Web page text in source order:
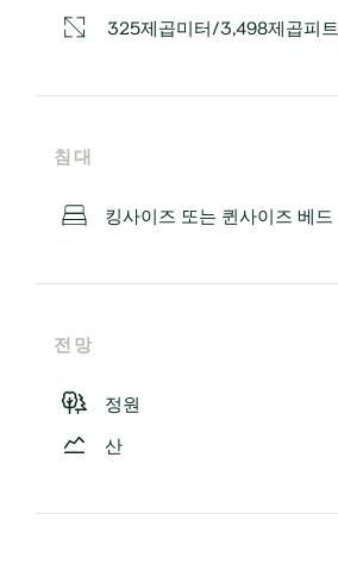
325제곱미터/3,498제곱피트
침대
킹사이즈 또는 퀸사이즈 베드
전망
정원
산